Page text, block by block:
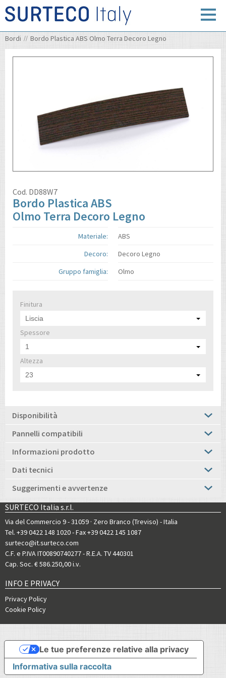
Bordi Bordo Plastica ABS Olmo Terra Decoro Legno
Cod. DD88W7
Bordo Plastica ABS
Olmo Terra Decoro Legno
Materiale:
Decoro:
Gruppo famiglia:
ABS
Decoro Legno
Olmo
Finitura
Liscia
Spessore
1
Altezza
23
Disponibilità
Pannelli compatibili
Informazioni prodotto
Dati tecnici
Suggerimenti e avvertenze
SURTECO Italia s.r.l.
Via del Commercio 9 - 31059 · Zero Branco (Treviso) - Italia
Tel. +39 0422 148 1020- Fax +39 0422 145 1087
surteco@it.surteco.com
C.F. e P.IVA IT00890740277 - R.E.A. TV 440301
Cap. Soc. € 586.250,00 i.v.
INFO E PRIVACY
Privacy Policy
Cookie Policy
Informativa sulla raccolta
Le tue preferenze relative alla privacy